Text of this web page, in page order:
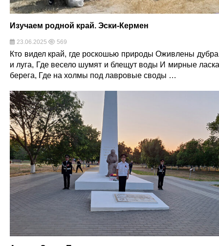
Изучаем родной край. Эски-Кермен
23.06.2025 569
Кто видел край, где роскошью природы Оживлены
и луга, Где весело шумят и блещут воды И мирные
берега, Где на холмы под лавровые своды …